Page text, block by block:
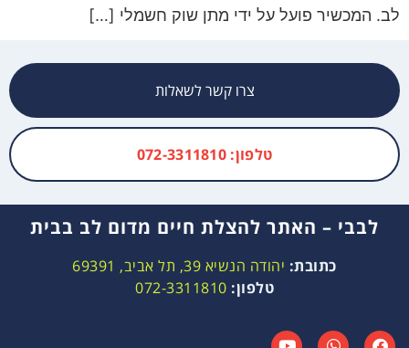
לב. המכשיר פועל על ידי מתן שוק חשמלי […]
צרו קשר לשאלות
טלפון: 072-3311810
לבבי – האתר להצלת חיים מדום לב בבית
כתובת: יהודה הנשיא 39, תל אביב, 69391
טלפון: 072-3311810